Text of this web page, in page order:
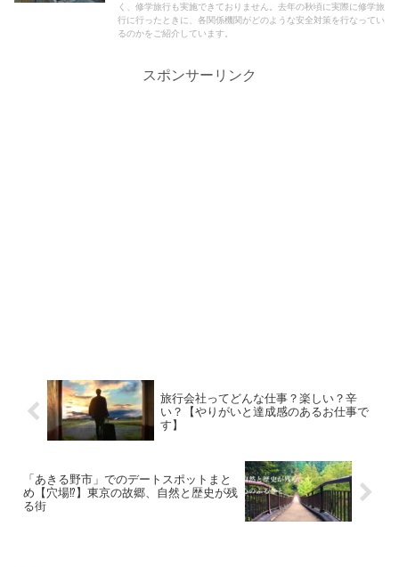
く、修学旅行も実施できておりません。去年の秋頃に実際に修学旅
行に行ったときに、各関係機関がどのような安全対策を行なってい
るのかをご紹介しています。
スポンサーリンク
旅行会社ってどんな仕事？楽しい？辛
い？【やりがいと達成感のあるお仕事で
す】
「あきる野市」でのデートスポットまと
め【穴場⁉︎】東京の故郷、自然と歴史が残
る街